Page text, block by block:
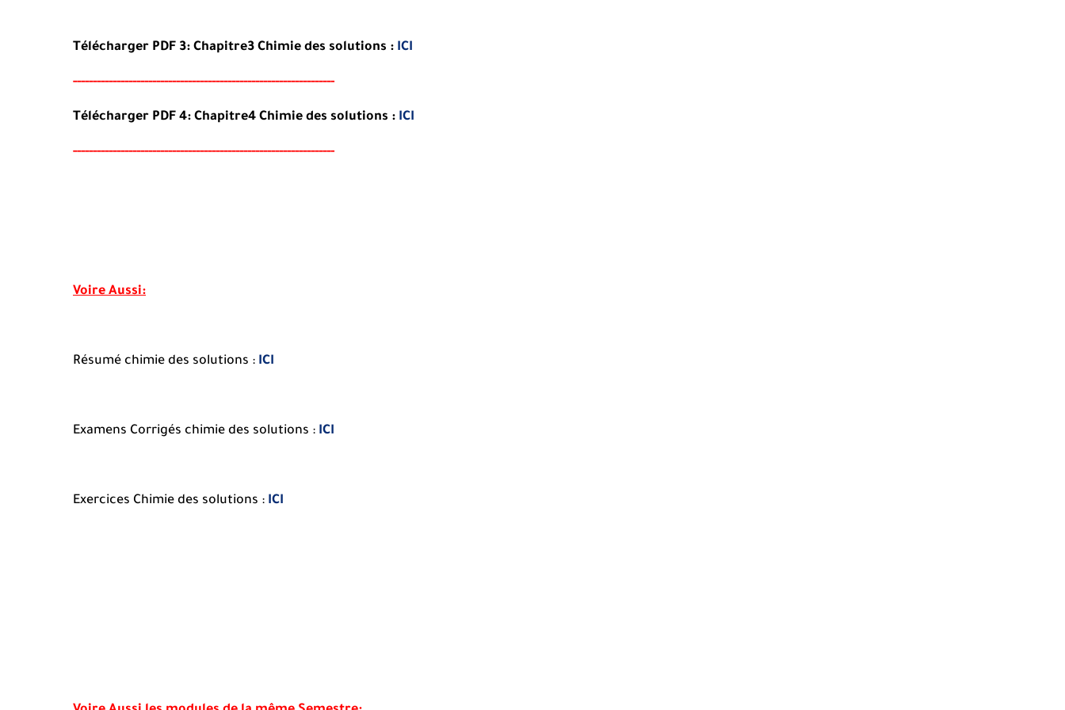
Télécharger PDF 3: Chapitre3 Chimie des solutions : ICI
------------------------------------------------------------------
Télécharger PDF 4: Chapitre4 Chimie des solutions : ICI
------------------------------------------------------------------
Voire Aussi:
Résumé chimie des solutions : ICI
Examens Corrigés chimie des solutions : ICI
Exercices Chimie des solutions : ICI